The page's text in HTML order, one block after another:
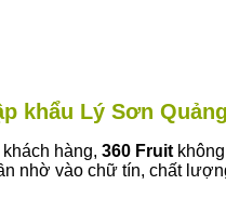
khẩu Lý Sơn
hàng, 360 Fruit
nhờ vào chữ tín, chất